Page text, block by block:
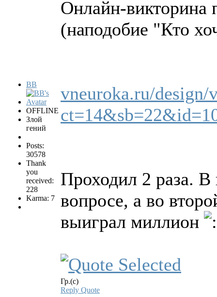
BB
OFFLINE
Злой
гений
Posts:
30578
Thank
you
received:
228
Karma: 7
Онлайн-викторина
(наподобие "Кто
vneuroka.ru/design/
Проходил 2 раза. В
вопросе, а во
выиграл миллион
Гр.(с)
Reply Quote